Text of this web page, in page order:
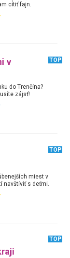
cítiť fajn.
v
TOP
do Trenčína?
zájsť!
TOP
miest v
navštíviť s deťmi.
TOP